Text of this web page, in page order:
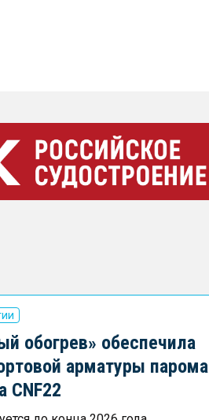
обогрев» обеспечила
арматуры парома
CNF22